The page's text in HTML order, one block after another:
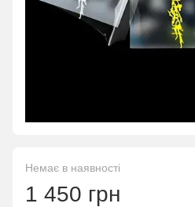
Немає в наявності
1 450 грн